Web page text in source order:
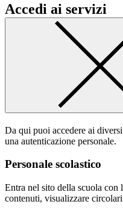
Accedi ai servizi
Da qui puoi accedere ai
una autenticazione personale.
Personale scolastico
Entra nel sito della scuola con
contenuti, visualizzare